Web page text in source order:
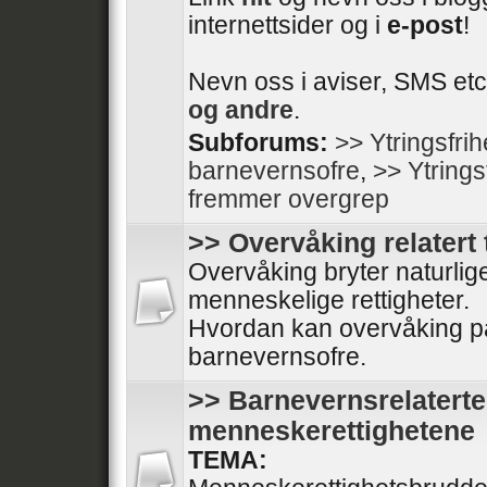
internettsider og i e-post!
Nevn oss i aviser, SMS
og andre.
Subforums: >>
barnevernsofre, >>
fremmer overgrep
>> Overvåking
Overvåking bryter
menneskelige rettigheter.
Hvordan kan overvåking
barnevernsofre.
>>
menneskerettighetene
TEMA: